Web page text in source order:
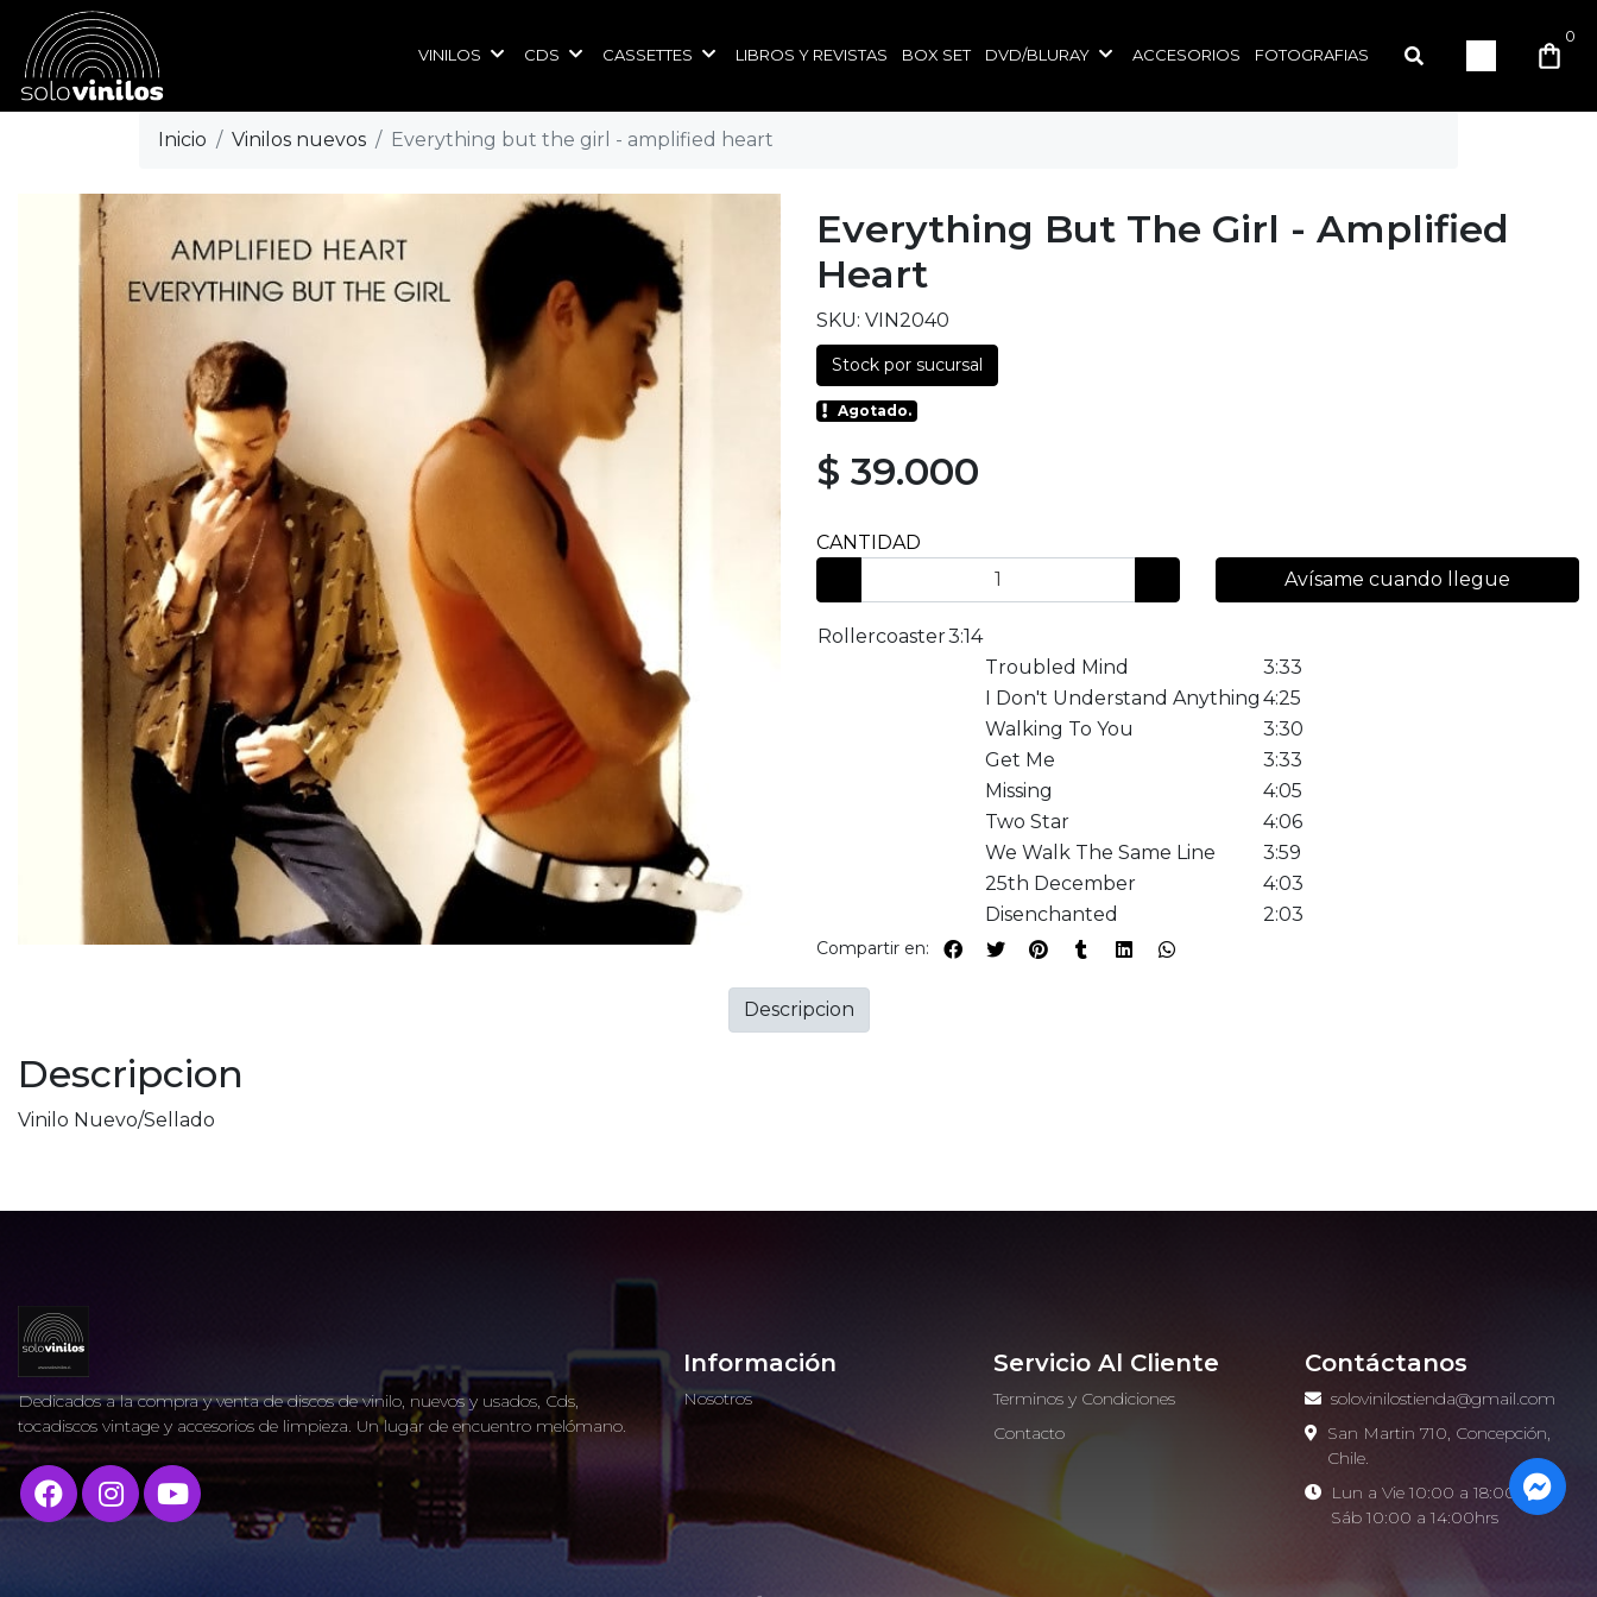
VINILOS CDS CASSETTES LIBROS Y REVISTAS BOX SET DVD/BLURAY ACCESORIOS FOTOGRAFIAS
0
Inicio Vinilos nuevos Everything but the girl - amplified heart
Everything But The Girl - Amplified
Heart
SKU: VIN2040
Stock por sucursal
Agotado.
$ 39.000
CANTIDAD
Avísame cuando llegue
Rollercoaster3:14
Troubled Mind
3:33
I Don't Understand Anything 4:25
Walking To You
3:30
Get Me
3:33
Missing
4:05
Two Star
4:06
We Walk The Same Line
3:59
25th December
4:03
Disenchanted
2:03
Compartir en:
Descripcion
Vinilo Nuevo/Sellado
Descripcion
Dedicados a la compra y venta de discos de vinilo, nuevos y usados, Cds,
tocadiscos vintage y accesorios de limpieza. Un lugar de encuentro melómano.
Información
Nosotros
Servicio Al Cliente
Terminos y Condiciones
Contacto
Contáctanos
solovinilostienda@gmail.com
San Martin 710, Concepción,
Chile.
Lun a Vie 10:00 a 18:00hrs -
Sáb 10:00 a 14:00hrs